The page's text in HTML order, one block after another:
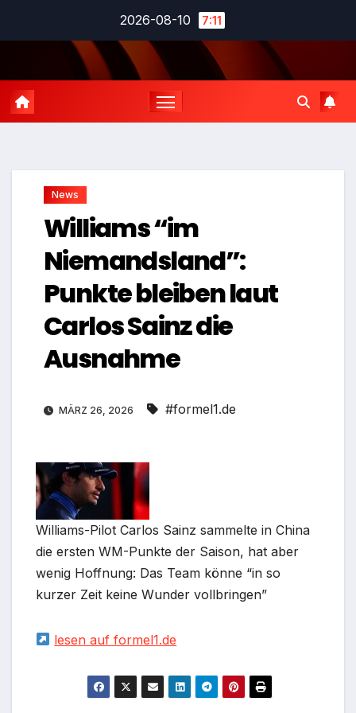
2026-08-10 7:11
News
Williams “im
Niemandsland”:
Punkte bleiben laut
Carlos Sainz die
Ausnahme
MÄRZ 26, 2026 #formel1.de
Williams-Pilot Carlos Sainz sammelte in China
die ersten WM-Punkte der Saison, hat aber
wenig Hoffnung: Das Team könne “in so
kurzer Zeit keine Wunder vollbringen”
lesen auf formel1.de